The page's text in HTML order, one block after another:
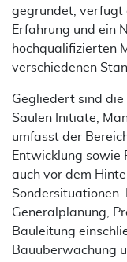
gegründet, verfügt
Erfahrung und ein
hochqualifizierten
verschiedenen
Gegliedert sind
Säulen Initiate,
umfasst der
Entwicklung sowie
auch vor dem
Generalplanung,
Bauleitung
Bauüberwachung